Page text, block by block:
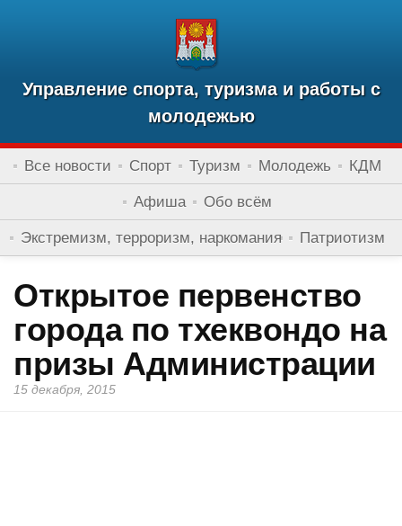
Управление спорта, туризма и работы с
молодежью
Все новости Спорт Туризм Молодежь КДМ
Афиша Обо всём
Экстремизм, терроризм, наркомания Патриотизм
Открытое первенство
города по тхеквондо на
призы Администрации
15 декабря, 2015